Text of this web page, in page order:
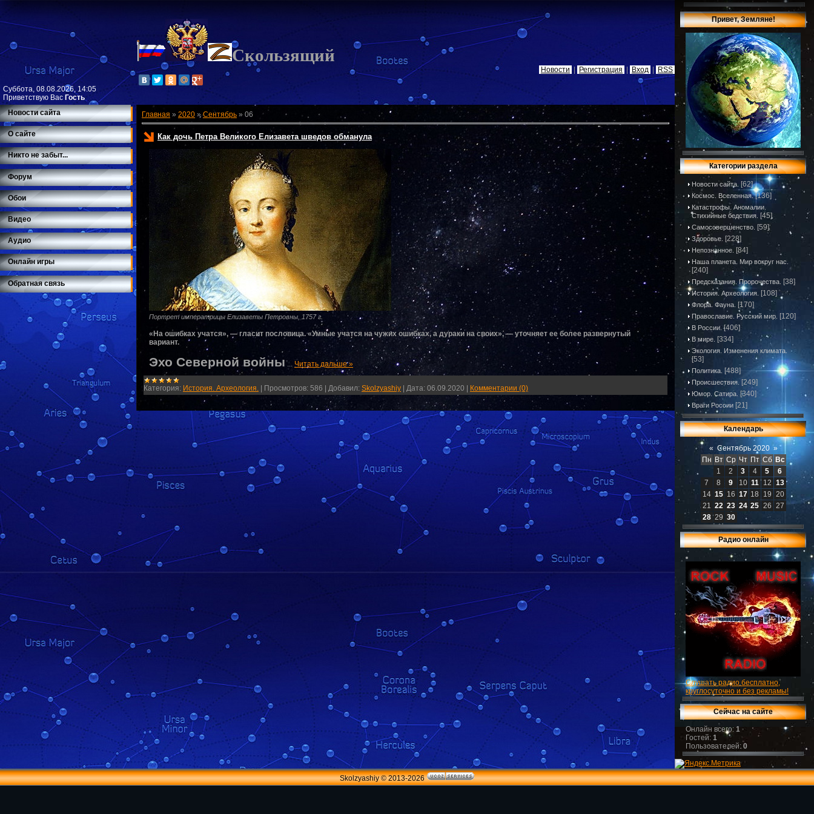
Суббота, 08.08.2026, 14:05
Приветствую Вас Гость
Скользящий
Новости | Регистрация | Вход RSS
Новости сайта
О сайте
Никто не забыт...
Форум
Обои
Видео
Аудио
Онлайн игры
Обратная связь
Главная » 2020 » Сентябрь » 06
Как дочь Петра Великого Елизавета шведов обманула
Портрет императрицы Елизаветы Петровны, 1757 г.
«На ошибках учатся», — гласит пословица. «Умные учатся на чужих ошибках, а дураки на своих», — уточняет ее более развернутый
вариант.
Эхо Северной войны ... Читать дальше »
Категория: История. Археология. Просмотров: 586 Добавил: Skolzyashiy Дата: 06.09.2020 Комментарии (0)
Привет, Земляне!
Категории раздела
Новости сайта. [62]
Космос. Вселенная. [136]
Катастрофы. Аномалии.
Стихийные бедствия.
[45]
Самосовершенство. [59]
Здоровье. [228]
Непознанное. [84]
Наша планета. Мир вокруг нас.
[240]
Предсказания. Пророчества. [38]
История. Археология. [108]
Флора. Фауна. [170]
Православие. Русский мир. [120]
В России. [406]
В мире. [334]
Экология. Изменения климата.
[53]
Политика. [488]
Происшествия. [249]
Юмор. Сатира. [340]
Враги России [21]
Календарь
« Сентябрь 2020 »
Пн Вт Ср Чт Пт Сб Вс
1
2 3 4 5
6
7
8 9 10 11 12 13
14 15 16 17 18 19 20
21 22 23 24 25 26 27
28 29 30
Радио онлайн
Слушать радио бесплатно,
круглосуточно и без рекламы!
Сейчас на сайте
Онлайн всего: 1
Гостей: 1
Пользователей:0
Skolzyashiy © 2013-2026